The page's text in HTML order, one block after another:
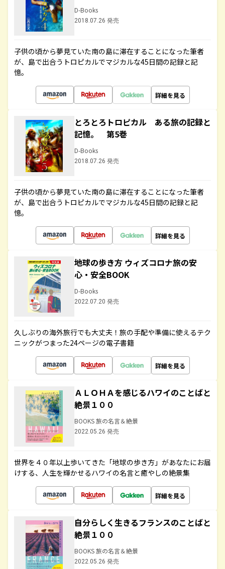
D-Books
2018.07.26 発売
子供の頃から夢見ていた南の島に滞在することになった筆者
が、島で出合うトロピカルでマジカルな45日間の記録と記
憶。
詳細を見る
とろとろトロピカル ある旅の記録と
記憶。 第5巻
D-Books
2018.07.26 発売
子供の頃から夢見ていた南の島に滞在することになった筆者
が、島で出合うトロピカルでマジカルな45日間の記録と記
憶。
詳細を見る
地球の歩き方 ウィズコロナ旅の安
心・安全BOOK
D-Books
2022.07.20 発売
久しぶりの海外旅行でも大丈夫！旅の手配や準備に使えるテク
ニックがつまった24ページの電子書籍
詳細を見る
ＡＬＯＨＡを感じるハワイのことばと
絶景１００
BOOKS 旅の名言＆絶景
2022.05.26 発売
世界を４０年以上歩いてきた「地球の歩き方」があなたにお届
けする、人生を輝かせるハワイの名言と癒やしの絶景集
詳細を見る
自分らしく生きるフランスのことばと
絶景１００
BOOKS 旅の名言＆絶景
2022.05.26 発売